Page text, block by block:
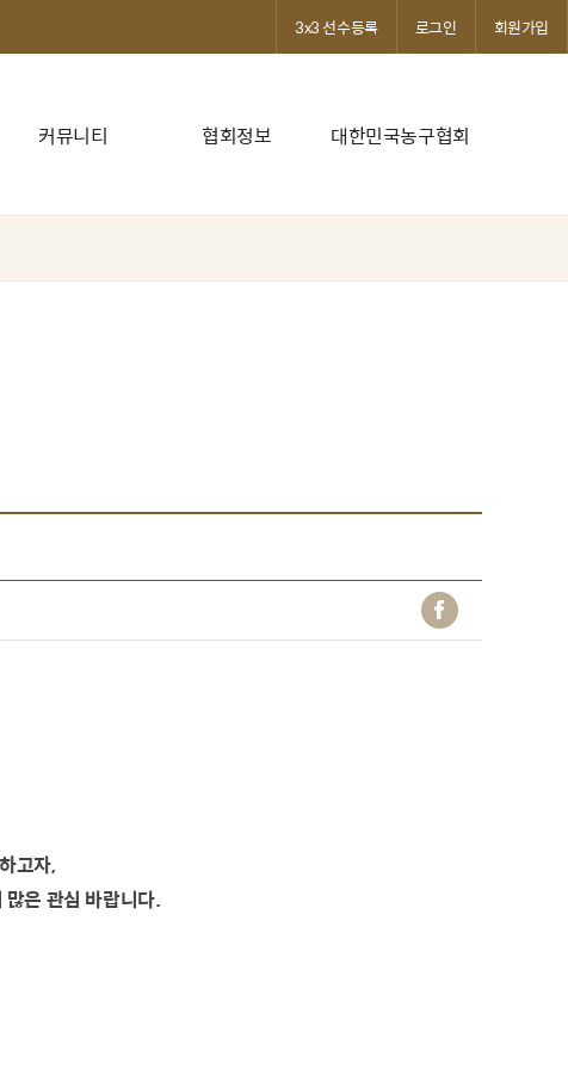
커뮤니티 협회정보 대한민국농구협회
3x3 선수등록 로그인 회원가입
고자,
많은 관심 바랍니다.